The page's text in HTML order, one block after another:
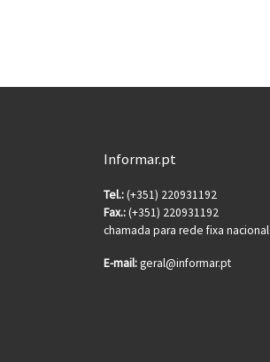
Informar.pt
Tel.:(+351) 220931192
Fax.:(+351) 220931192
chamada para rede fixa nacional
E-mail:geral@informar.pt